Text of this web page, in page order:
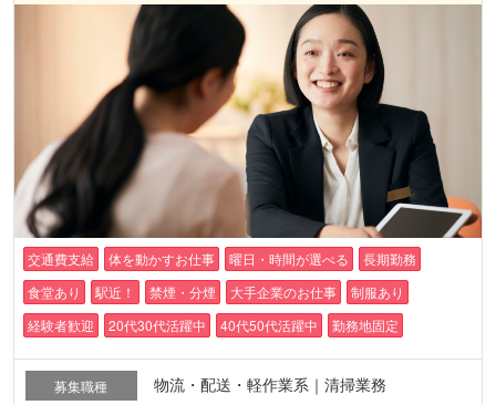
交通費支給 体を動かすお仕事 曜日・時間が選べる
長期勤務
食堂あり
駅近！ 禁煙・分煙 大手企業のお仕事
制服あり
経験者歓迎
20代30代活躍中 40代50代活躍中 勤務地固定
募集職種 物流・配送・軽作業系｜清掃業務